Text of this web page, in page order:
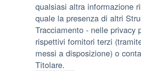
qualsiasi altra informazione
quale la presenza di altri
Tracciamento - nelle privacy
rispettivi fornitori terzi
messi a disposizione) o
Titolare.